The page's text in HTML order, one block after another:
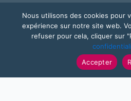
Nous utilisons des cookies pour
expérience sur notre site web.
refuser pour cela, cliquer sur
Accepter